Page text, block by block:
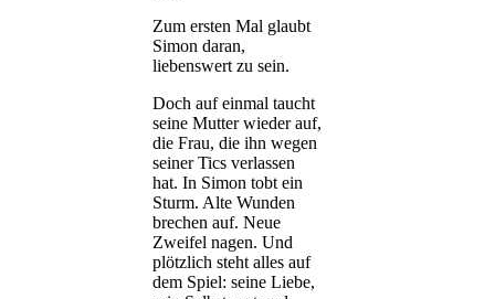
Zum ersten Mal glaubt
Simon daran,
liebenswert zu sein.
Doch auf einmal taucht
seine Mutter wieder auf,
die Frau, die ihn wegen
seiner Tics verlassen
hat. In Simon tobt ein
Sturm. Alte Wunden
brechen auf. Neue
Zweifel nagen. Und
plötzlich steht alles auf
dem Spiel: seine Liebe,